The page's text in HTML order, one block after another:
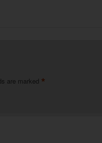
are marked *